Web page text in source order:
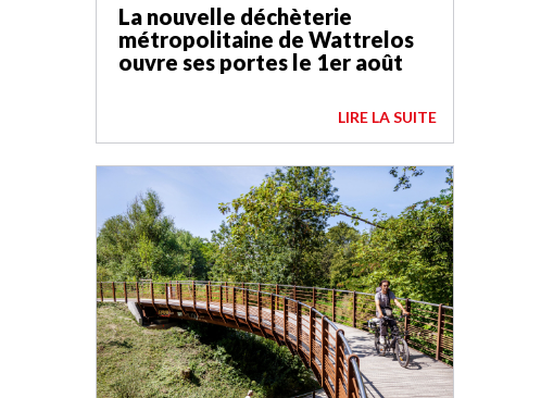
La nouvelle déchèterie
métropolitaine de Wattrelos
ouvre ses portes le 1er août
LIRE LA SUITE